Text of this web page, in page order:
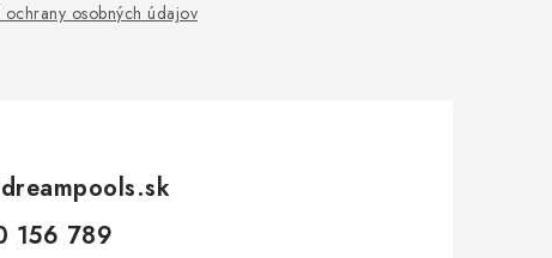
osobných údajov
dreampools.sk
156 789